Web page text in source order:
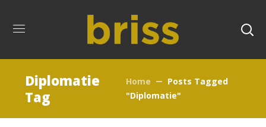
Diplomatie
Tag
Home
Posts Tagged
"Diplomatie"